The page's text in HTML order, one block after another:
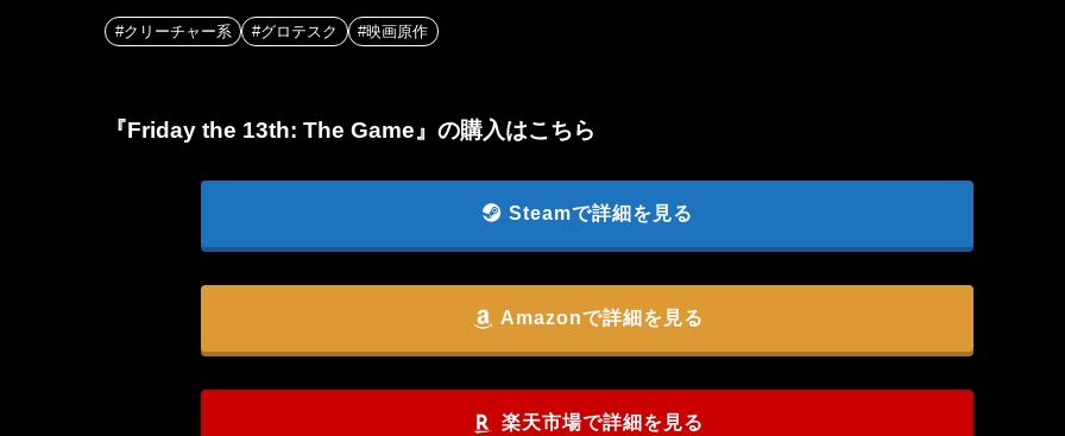
#クリーチャー系 #グロテスク #映画原作
『Friday the 13th: The Game』の購入はこちら
Steamで詳細を見る
Amazonで詳細を見る
楽天市場で詳細を見る